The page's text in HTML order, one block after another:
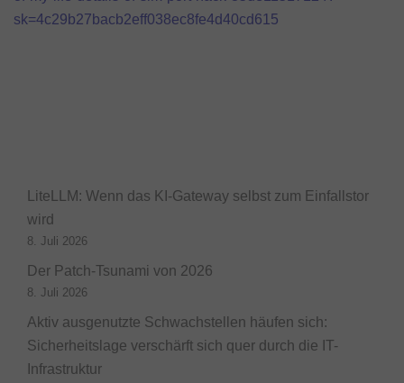
sk=4c29b27bacb2eff038ec8fe4d40cd615
LiteLLM: Wenn das KI-Gateway selbst zum Einfallstor
wird
8. Juli 2026
Der Patch-Tsunami von 2026
8. Juli 2026
Aktiv ausgenutzte Schwachstellen häufen sich:
Sicherheitslage verschärft sich quer durch die IT-
Infrastruktur